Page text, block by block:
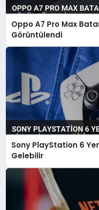
Oppo A7 Pro Max
Görüntülendi
Sony PlayStation 6
Gelebilir